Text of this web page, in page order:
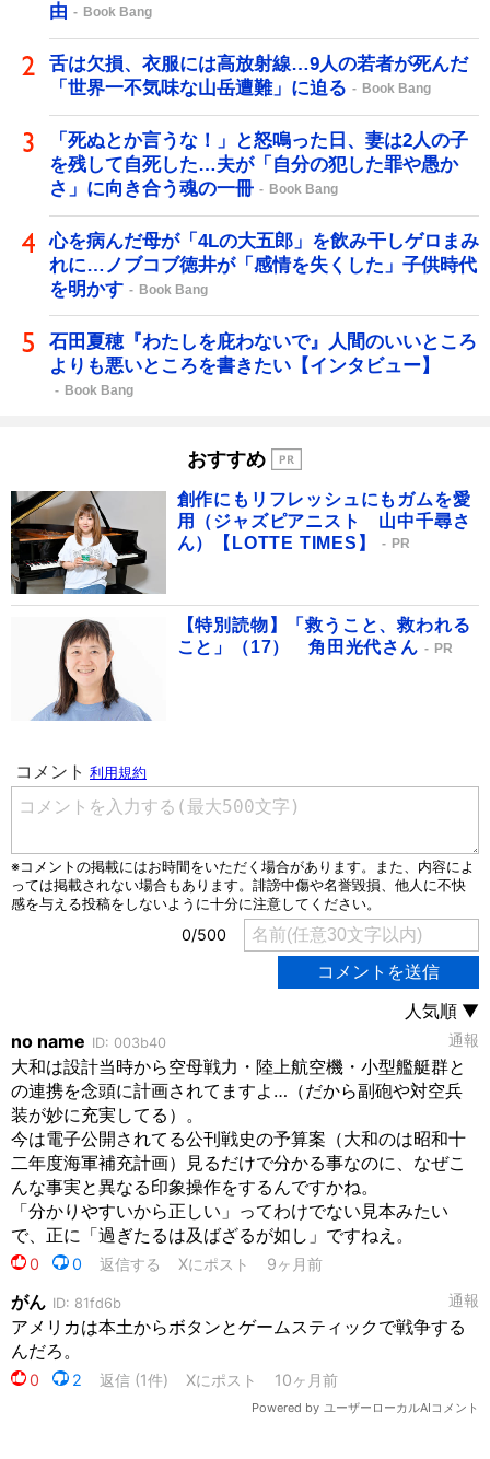
由
Book Bang
舌は欠損、衣服には高放射線…9人の若者が死んだ
「世界一不気味な山岳遭難」に迫る
Book Bang
「死ぬとか言うな！」と怒鳴った日、妻は2人の子
を残して自死した…夫が「自分の犯した罪や愚か
さ」に向き合う魂の一冊
Book Bang
心を病んだ母が「4Lの大五郎」を飲み干しゲロまみ
れに…ノブコブ徳井が「感情を失くした」子供時代
を明かす
Book Bang
石田夏穂『わたしを庇わないで』人間のいいところ
よりも悪いところを書きたい【インタビュー】
Book Bang
おすすめ
創作にもリフレッシュにもガムを愛
用（ジャズピアニスト 山中千尋さ
ん）【LOTTE TIMES】
PR
【特別読物】「救うこと、救われる
こと」（17） 角田光代さん
PR